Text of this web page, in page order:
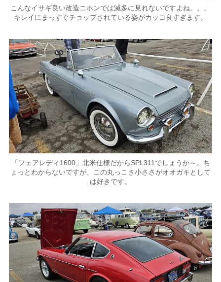
こんなイサギ良い改造ニホンでは滅多に見れないですよね。。。
キレイにまっすぐチョップされている姿がカッコ良すぎます。
「フェアレディ1600」北米仕様だからSPL311でしょうか～。ち
ょっとわからないですが、この丸っこさ小ささがオオガキとして
は好きです。